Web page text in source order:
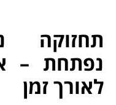
תחזוקה
נפתחת –
לאורך זמן